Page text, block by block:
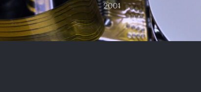
2001